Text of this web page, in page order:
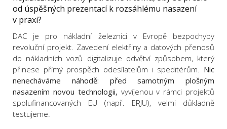
od úspěšných prezentací k rozsáhlému nasazení
v praxi?
DAC je pro nákladní železnici v Evropě bezpochyby
revoluční projekt. Zavedení elektřiny a datových přenosů
do nákladních vozů digitalizuje odvětví způsobem, který
přinese přímý prospěch odesílatelům i speditérům. Nic
nenecháváme náhodě: před samotným plošným
nasazením novou technologii, vyvíjenou v rámci projektů
spolufinancovaných EU (např. ERJU), velmi důkladně
testujeme.